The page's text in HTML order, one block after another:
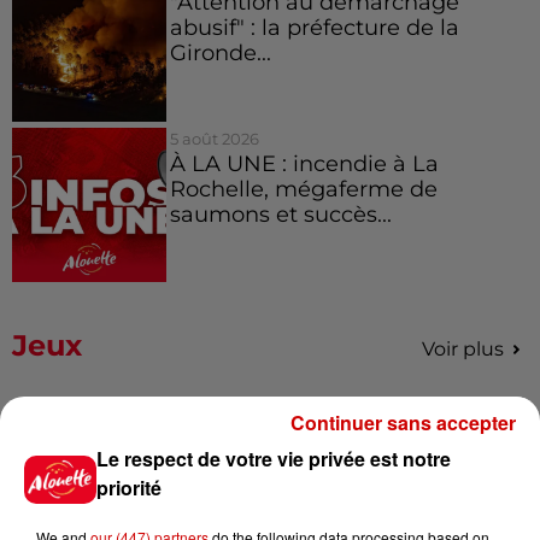
abusif" : la préfecture de la
Gironde...
5 août 2026
À LA UNE : incendie à La
Rochelle, mégaferme de
saumons et succès...
Jeux Voir plus
Gagnez vos places pour le
Festival du Roi Arthur 2026 !
Le respect de votre vie privée est notre
priorité
Continuer sans accepter